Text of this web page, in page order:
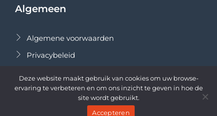
Algemeen
Algemene voorwaarden
Privacybeleid
Deze website maakt gebruik van cookies om uw browse-
ervaring te verbeteren en om ons inzicht te geven in hoe de
site wordt gebruikt.
Accepteren